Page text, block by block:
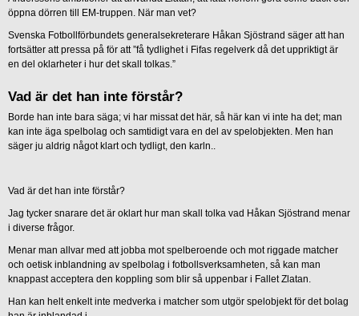
öppna dörren till EM-truppen. När man vet?
Svenska Fotbollförbundets generalsekreterare Håkan Sjöstrand säger att han
fortsätter att pressa på för att ”få tydlighet i Fifas regelverk då det uppriktigt är
en del oklarheter i hur det skall tolkas.”
Vad är det han inte förstår?
Borde han inte bara säga; vi har missat det här, så här kan vi inte ha det; man
kan inte äga spelbolag och samtidigt vara en del av spelobjekten. Men han
säger ju aldrig något klart och tydligt, den karln..
Vad är det han inte förstår?
Jag tycker snarare det är oklart hur man skall tolka vad Håkan Sjöstrand menar
i diverse frågor.
Menar man allvar med att jobba mot spelberoende och mot riggade matcher
och oetisk inblandning av spelbolag i fotbollsverksamheten, så kan man
knappast acceptera den koppling som blir så uppenbar i Fallet Zlatan.
Han kan helt enkelt inte medverka i matcher som utgör spelobjekt för det bolag